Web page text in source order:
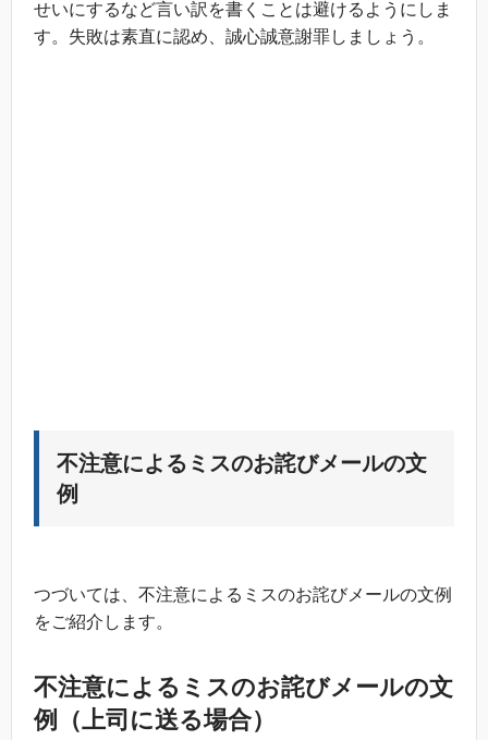
せいにするなど言い訳を書くことは避けるようにしま
す。失敗は素直に認め、誠心誠意謝罪しましょう。
不注意によるミスのお詫びメールの文
例
つづいては、不注意によるミスのお詫びメールの文例
をご紹介します。
不注意によるミスのお詫びメールの文
例（上司に送る場合）